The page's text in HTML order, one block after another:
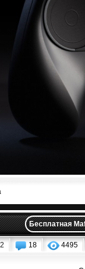
Бесплатная
18 4495